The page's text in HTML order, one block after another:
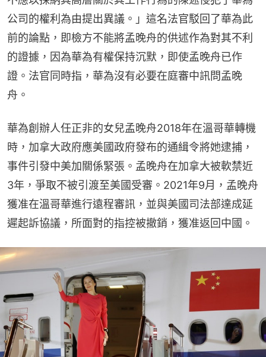
公司的權利為由提出異議。」這名法官駁回了華為此
前的論點，即檢方不能將孟晚舟的供述作為對其不利
的證據，因為華為有權保持沉默，即使孟晚舟已作
證。法官同時指，華為沒有必要在庭審中訊問孟晚
舟。
華為創辦人任正非的女兒孟晚舟2018年在溫哥華轉機
時，加拿大政府應美國政府發布的通緝令將她逮捕，
事件引發中美加關係緊張。孟晚舟在加拿大被軟禁近
3年，爭取不被引渡至美國受審。2021年9月，孟晚舟
獲准在溫哥華進行遠程審訊，並與美國司法部達成延
遲起訴協議，所面對的指控被撤銷，獲准返回中國。